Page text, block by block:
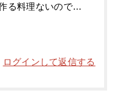
る料理ないので…
ログインして返信する